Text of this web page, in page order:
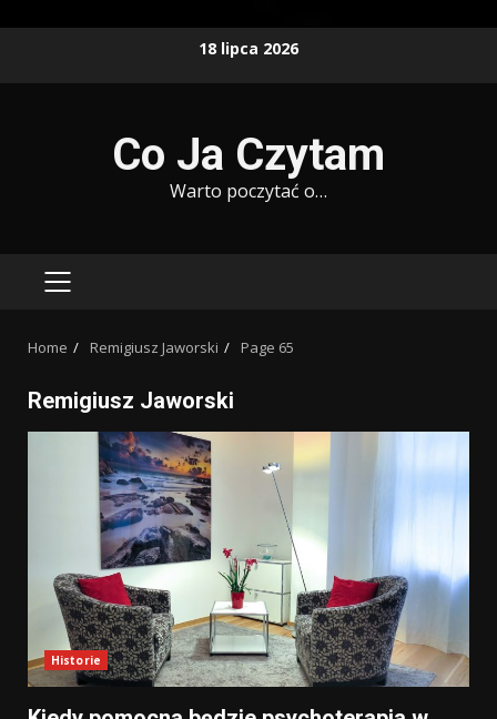
18 lipca 2026
Co Ja Czytam
Warto poczytać o…
PRIMARY
Home Remigiusz Jaworski Page 65
Remigiusz Jaworski
Historie